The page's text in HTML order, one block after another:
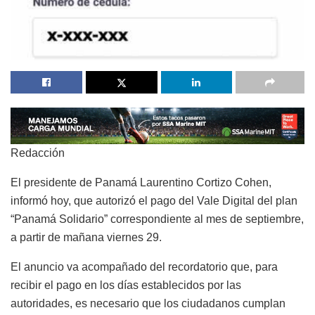
Redacción
El presidente de Panamá Laurentino Cortizo Cohen,
informó hoy, que autorizó el pago del Vale Digital del plan
“Panamá Solidario” correspondiente al mes de septiembre,
a partir de mañana viernes 29.
El anuncio va acompañado del recordatorio que, para
recibir el pago en los días establecidos por las
autoridades, es necesario que los ciudadanos cumplan